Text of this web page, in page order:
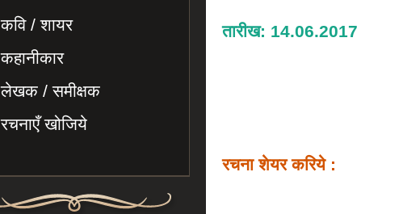
तारीख: 14.06.2017
रचना शेयर करिये :
कवि / शायर
कहानीकार
लेखक / समीक्षक
रचनाएँ खोजिये